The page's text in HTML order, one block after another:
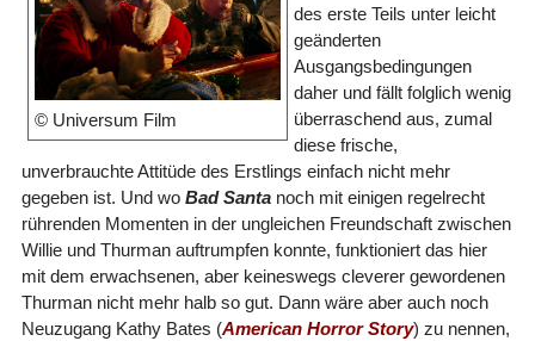
© Universum Film
des erste Teils unter leicht
geänderten
Ausgangsbedingungen
daher und fällt folglich wenig
überraschend aus, zumal
diese frische,
unverbrauchte Attitüde des Erstlings einfach nicht mehr
gegeben ist. Und wo Bad Santanoch mit einigen regelrecht
rührenden Momenten in der ungleichen Freundschaft zwischen
Willie und Thurman auftrumpfen konnte, funktioniert das hier
mit dem erwachsenen, aber keineswegs cleverer gewordenen
Thurman nicht mehr halb so gut. Dann wäre aber auch noch
Neuzugang Kathy Bates (American Horror Story) zu nennen,